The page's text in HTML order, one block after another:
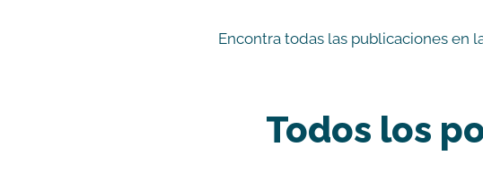
Encontra todas las publicaciones en
Todos los